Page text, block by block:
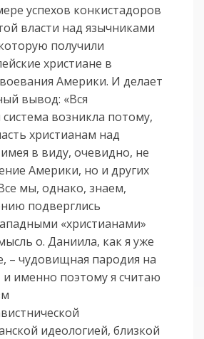
успехов конкистадоров
власти над язычниками
получили
христиане в
Америки. И делает
вывод: «Вся
возникла потому,
христианам над
в виду, очевидно, не
Америки, но и других
мы, однако, знаем,
подверглись
«христианами»
о. Даниила, как я уже
– чудовищная пародия на
и именно поэтому я считаю
идеологией, близкой